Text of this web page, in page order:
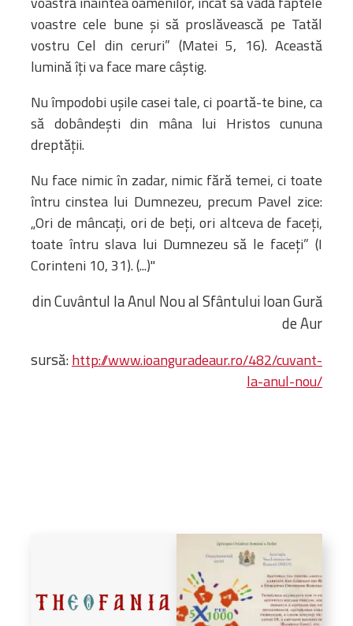
voastre cele bune şi să proslăvească pe Tatăl
vostru Cel din ceruri” (Matei 5, 16). Această
lumină îţi va face mare câştig.
Nu împodobi uşile casei tale, ci poartă-te bine, ca
să dobândeşti din mâna lui Hristos cununa
dreptăţii.
Nu face nimic în zadar, nimic fără temei, ci toate
întru cinstea lui Dumnezeu, precum Pavel zice:
„Ori de mâncaţi, ori de beţi, ori altceva de faceţi,
toate întru slava lui Dumnezeu să le faceţi” (I
Corinteni 10, 31). (...)"
din Cuvântul la Anul Nou al Sfântului Ioan Gură
de Aur
sursă:http://www.ioanguradeaur.ro/482/cuvant-
la-anul-nou/